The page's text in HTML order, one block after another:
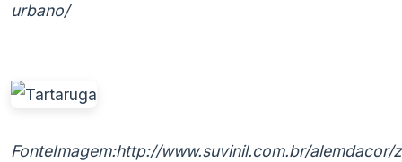
urbano/
FonteImagem:http://www.suvinil.com.br/alemdacor/